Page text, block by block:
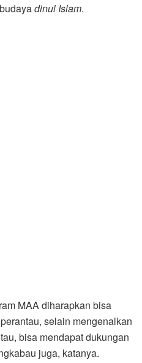
dinul Islam.
MAA diharapkan bisa
selain mengenalkan
bisa mendapat dukungan
juga, katanya.